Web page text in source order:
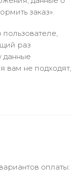
заказ».
раз
данные
вам не подходят,
оплаты: